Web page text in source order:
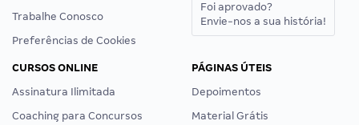
Trabalhe Conosco
Preferências de Cookies
Foi aprovado?
Envie-nos a sua história!
CURSOS ONLINE
Assinatura Ilimitada
Coaching para Concursos
PÁGINAS ÚTEIS
Depoimentos
Material Grátis